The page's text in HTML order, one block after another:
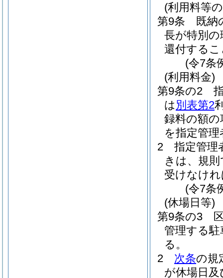
(利用料等
第9条
既納
長が特別
還付する
(令7条
(利用料金)
第9条の2
は 別表第2
録料の額
を指定管
2
指定管理
きは、規
受けなけ
(令7条
(休場日等)
第9条の3
管理する
る。
2
次条の規
が休場日